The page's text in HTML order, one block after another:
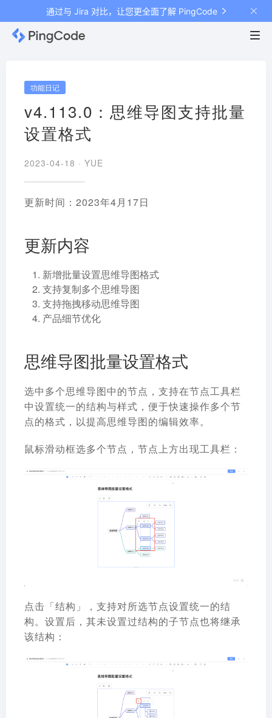
通过与 Jira 对比，让您更全面了解 PingCode
功能日记
v4.113.0：思维导图支持批量
设置格式
2023-04-18 · YUE
更新时间：2023年4月17日
更新内容
新增批量设置思维导图格式
支持复制多个思维导图
支持拖拽移动思维导图
产品细节优化
思维导图批量设置格式
选中多个思维导图中的节点，支持在节点工具栏
中设置统一的结构与样式，便于快速操作多个节
点的格式，以提高思维导图的编辑效率。
鼠标滑动框选多个节点，节点上方出现工具栏：
点击「结构」，支持对所选节点设置统一的结
构。设置后，其未设置过结构的子节点也将继承
该结构：